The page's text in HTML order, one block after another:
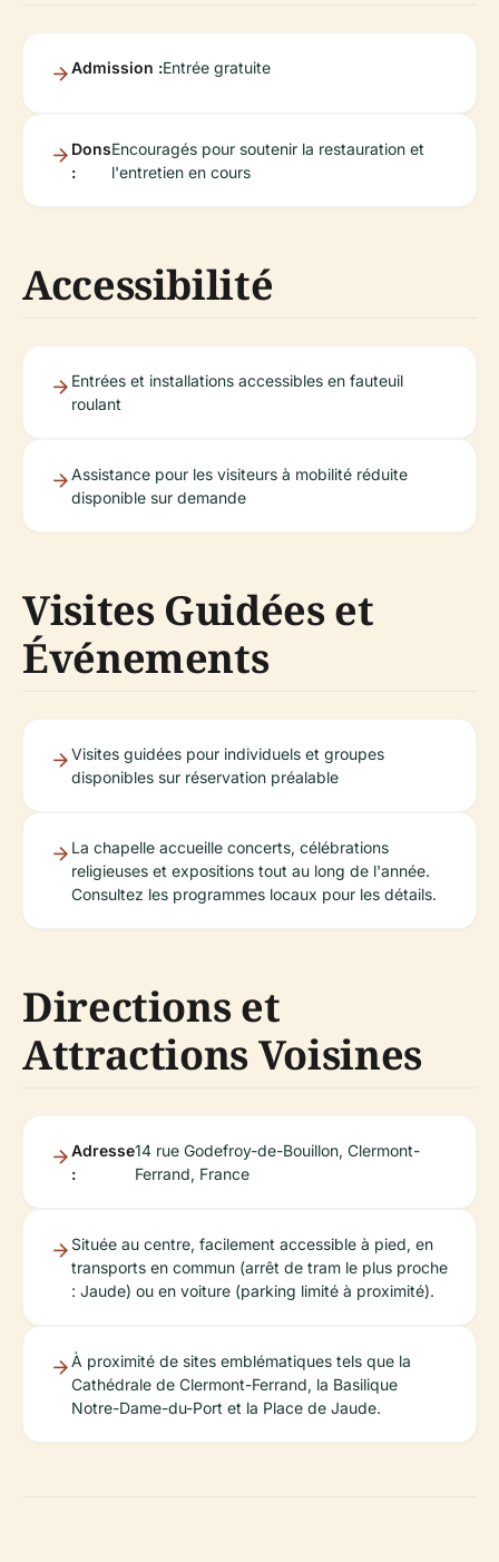
Admission :Entrée gratuite
Dons
:
Encouragés pour soutenir la restauration et
l'entretien en cours
Accessibilité
Entrées et installations accessibles en fauteuil
roulant
Assistance pour les visiteurs à mobilité réduite
disponible sur demande
Visites Guidées et
Événements
Visites guidées pour individuels et groupes
disponibles sur réservation préalable
La chapelle accueille concerts, célébrations
religieuses et expositions tout au long de l'année.
Consultez les programmes locaux pour les détails.
Directions et
Attractions Voisines
Adresse
:
14 rue Godefroy-de-Bouillon, Clermont-
Ferrand, France
Située au centre, facilement accessible à pied, en
transports en commun (arrêt de tram le plus proche
: Jaude) ou en voiture (parking limité à proximité).
À proximité de sites emblématiques tels que la
Cathédrale de Clermont-Ferrand, la Basilique
Notre-Dame-du-Port et la Place de Jaude.